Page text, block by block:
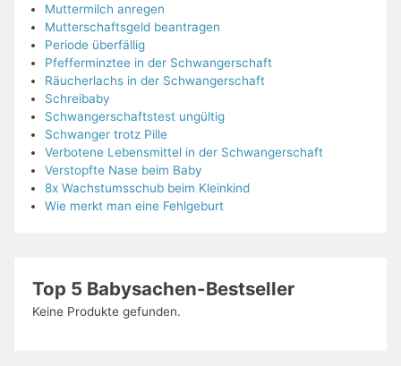
Muttermilch anregen
Mutterschaftsgeld beantragen
Periode überfällig
Pfefferminztee in der Schwangerschaft
Räucherlachs in der Schwangerschaft
Schreibaby
Schwangerschaftstest ungültig
Schwanger trotz Pille
Verbotene Lebensmittel in der Schwangerschaft
Verstopfte Nase beim Baby
8x Wachstumsschub beim Kleinkind
Wie merkt man eine Fehlgeburt
Top 5 Babysachen-Bestseller
Keine Produkte gefunden.